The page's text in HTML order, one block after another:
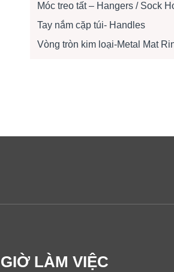
Móc treo tất – Hangers / Sock
Tay nắm cặp túi- Handles
Vòng tròn kim loại-Metal Mat
GIỜ LÀM VIỆC